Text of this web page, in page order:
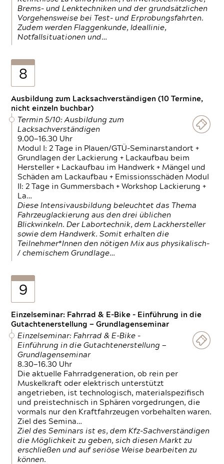
Brems- und Lenktechniken und der grundsätzlichen
Vorgehensweise bei Test- und Erprobungsfahrten.
Zudem werden Flaggenkunde, Ideallinie,
Notfallsituationen und…
8
Ausbildung zum Lacksachverständigen (10 Termine,
nicht einzeln buchbar)
Termin 5/10: Ausbildung zum
Lacksachverständigen
9.00—16.30 Uhr
Modul I: 2 Tage in Plauen/GTÜ-Seminarstandort +
Grundlagen der Lackierung + Lackaufbau beim
Hersteller + Lackaufbau im Handwerk + Mängel und
Schäden am Lackaufbau + Emissionsschäden Modul
II: 2 Tage in Gummersbach + Workshop Lackierung +
La…
Diese Intensivausbildung beleuchtet das Thema
Fahrzeuglackierung aus den drei üblichen
Blickwinkeln. Der Labortechnik, dem Lackhersteller
sowie dem Handwerk. Somit erhalten die
Teilnehmer*Innen den nötigen Mix aus physikalisch-
/ chemischem Grundlage…
9
Einzelseminar: Fahrrad & E-Bike - Einführung in die
Gutachtenerstellung — Grundlagenseminar
Einzelseminar: Fahrrad & E-Bike -
Einführung in die Gutachtenerstellung —
Grundlagenseminar
8.30—16.30 Uhr
Die aktuelle Fahrradgeneration, ob rein per
Muskelkraft oder elektrisch unterstützt
angetrieben, ist technologisch, materialspezifisch
und preistechnisch in Sphären vorgedrungen, die
vormals nur den Kraftfahrzeugen vorbehalten waren.
Ziel des Semina…
Ziel des Seminars ist es, dem Kfz-Sachverständigen
die Möglichkeit zu geben, sich diesen Markt zu
erschließen und auf seriöse Weise bearbeiten zu
können.